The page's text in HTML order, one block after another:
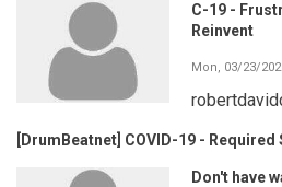
C-19 -
Reinvent
Mon, 03/23/
[DrumBeatnet] COVID-19 -
Don't have